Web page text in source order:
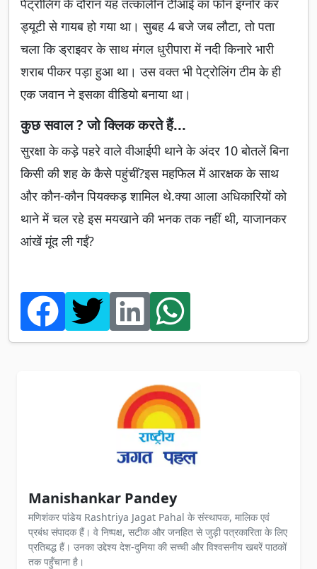
ड्यूटी से गायब हो गया था। सुबह 4 बजे जब लौटा, तो पता
चला कि ड्राइवर के साथ मंगल धुरीपारा में नदी किनारे भारी
शराब पीकर पड़ा हुआ था। उस वक्त भी पेट्रोलिंग टीम के ही
एक जवान ने इसका वीडियो बनाया था।
कुछ सवाल ? जो क्लिक करते हैं...
सुरक्षा के कड़े पहरे वाले वीआईपी थाने के अंदर 10 बोतलें बिना
किसी की शह के कैसे पहुंचीं?इस महफिल में आरक्षक के साथ
और कौन-कौन पियक्कड़ शामिल थे.क्या आला अधिकारियों को
थाने में चल रहे इस मयखाने की भनक तक नहीं थी, याजानकर
आंखें मूंद ली गईं?
Manishankar Pandey
मणिशंकर पांडेय Rashtriya Jagat Pahal के संस्थापक, मालिक एवं
प्रबंध संपादक हैं। वे निष्पक्ष, सटीक और जनहित से जुड़ी पत्रकारिता के लिए
प्रतिबद्ध हैं। उनका उद्देश्य देश-दुनिया की सच्ची और विश्वसनीय खबरें पाठकों
तक पहुँचाना है।